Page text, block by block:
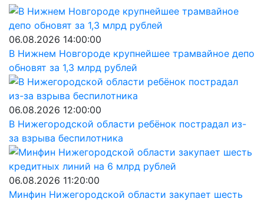
06.08.2026 14:00:00
В Нижнем Новгороде крупнейшее трамвайное депо
обновят за 1,3 млрд рублей
06.08.2026 12:00:00
В Нижегородской области ребёнок пострадал из-
за взрыва беспилотника
06.08.2026 11:20:00
Минфин Нижегородской области закупает шесть